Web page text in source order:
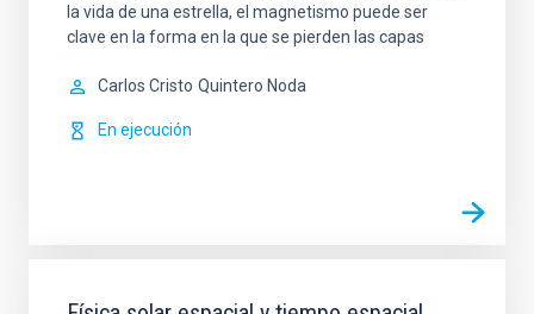
la vida de una estrella, el magnetismo puede ser
clave en la forma en la que se pierden las capas
Carlos Cristo Quintero Noda
En ejecución